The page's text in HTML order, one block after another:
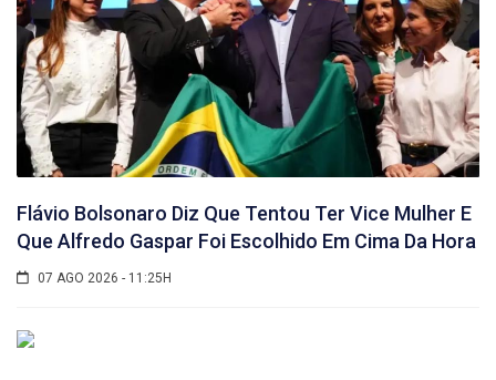
Flávio Bolsonaro Diz Que Tentou Ter Vice Mulher E
Que Alfredo Gaspar Foi Escolhido Em Cima Da Hora
07 AGO 2026 - 11:25H